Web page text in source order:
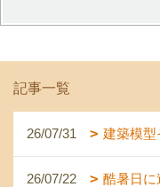
記事一覧
26/07/31 建築模型
26/07/22 酷暑日に